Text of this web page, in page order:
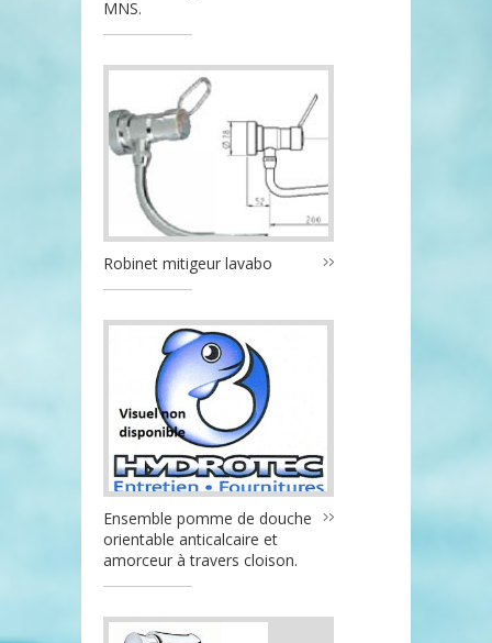
MNS.
Robinet mitigeur lavabo
Ensemble pomme de douche
orientable anticalcaire et
amorceur à travers cloison.